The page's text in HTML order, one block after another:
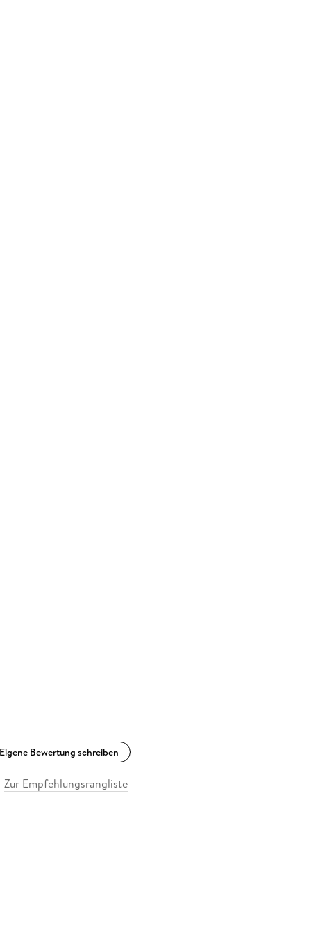
Eigene Bewertung schreiben
Zur Empfehlungsrangliste